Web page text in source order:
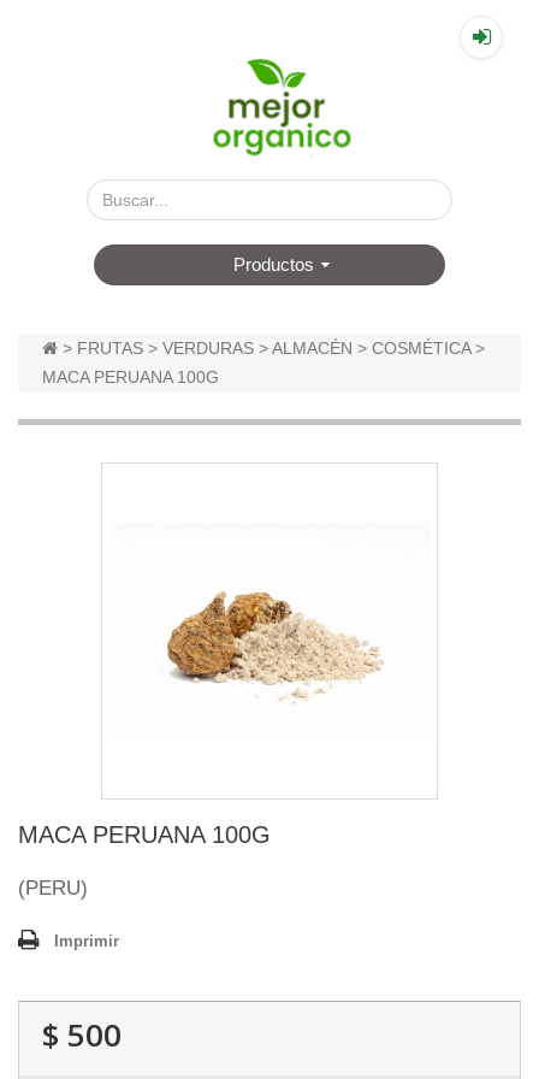
▤
Productos
> FRUTAS > VERDURAS >ALMACÉN > COSMÉTICA >
MACA PERUANA 100G
MACA PERUANA 100G
(PERU)
Imprimir
$ 500